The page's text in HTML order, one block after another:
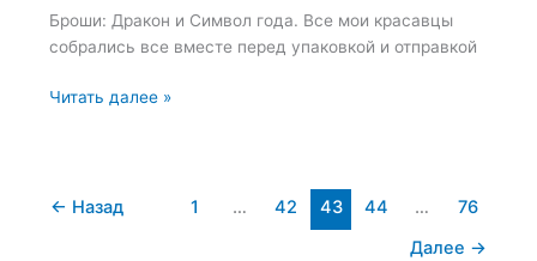
Броши: Дракон и Символ года. Все мои красавцы
собрались все вместе перед упаковкой и отправкой
Броши:
года
Читать далее »
← Назад 1 … 42 43 44 …
76
Далее →